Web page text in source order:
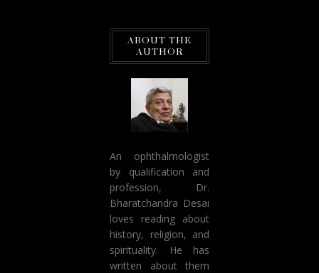
ABOUT THE
AUTHOR
An ophthalmologist
by qualification and
profession, Dr.
Bharatchandra Desai
loves reading about
history, religion, and
spirituality. He has
written about them